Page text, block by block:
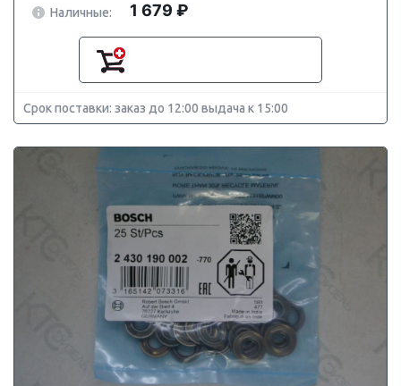
Наличные:
1 679 ₽
Срок поставки: заказ до 12:00 выдача к 15:00